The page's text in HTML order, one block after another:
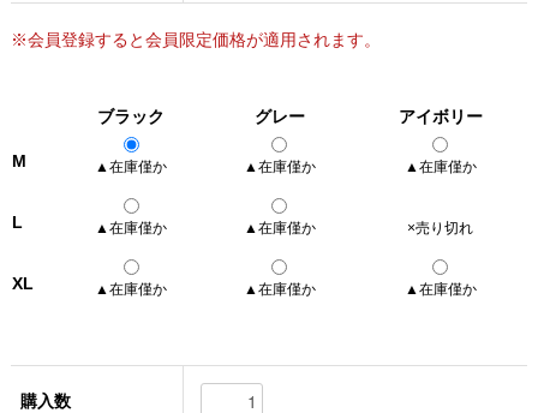
※会員登録すると会員限定価格が適用されます。
ブラック グレー アイボリー
M ▲在庫僅か ▲在庫僅か ▲在庫僅か
L ▲在庫僅か ▲在庫僅か ×売り切れ
XL ▲在庫僅か ▲在庫僅か ▲在庫僅か
購入数